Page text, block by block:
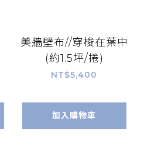
美牆壁布//穿梭在葉中
(約1.5坪/捲)
NT$5,400
加入購物車